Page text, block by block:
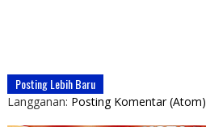
Posting Lebih Baru
Langganan: Posting Komentar (Atom)